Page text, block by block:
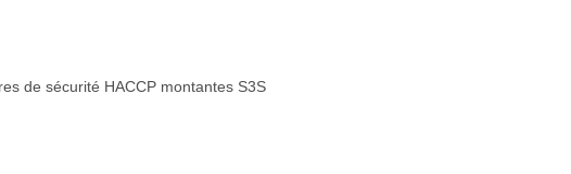
de sécurité HACCP montantes S3S